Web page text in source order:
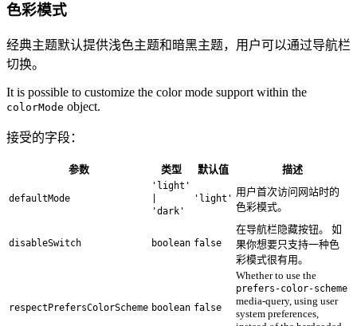
色彩模式
经典主题默认提供浅色主题和暗黑主题，用户可以通过导航栏
切换。
It is possible to customize the color mode support within the
colorMode object.
接受的字段：
参数 类型 默认值 描述
defaultMode
'light'
'dark'
'light'
用户首次访问网站时的
色彩模式。
disableSwitch boolean false
在导航栏隐藏按钮。 如
果你想要只支持一种色
彩模式很有用。
respectPrefersColorScheme boolean false
Whether to use the
prefers-color-scheme
media-query, using user
system preferences,